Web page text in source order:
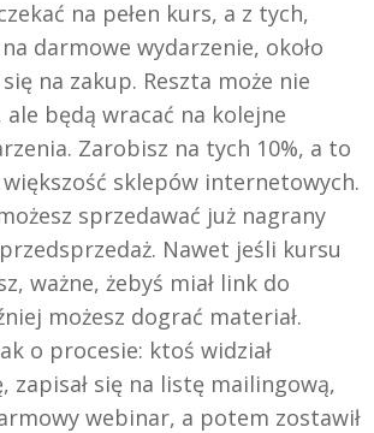
na pełen kurs, a z tych,
darmowe wydarzenie, około
na zakup. Reszta może nie
będą wracać na kolejne
Zarobisz na tych 10%, a to
sklepów internetowych.
sprzedawać już nagrany
Nawet jeśli kursu
ważne, żebyś miał link do
możesz dograć materiał.
o procesie: ktoś widział
zapisał się na listę mailingową,
webinar, a potem zostawił